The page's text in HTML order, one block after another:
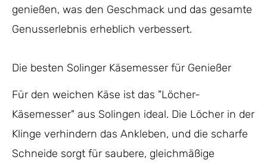
genießen, was den Geschmack und das gesamte
Genusserlebnis erheblich verbessert.
Die besten Solinger Käsemesser für Genießer
Für den weichen Käse ist das "Löcher-
Käsemesser" aus Solingen ideal. Die Löcher in der
Klinge verhindern das Ankleben, und die scharfe
Schneide sorgt für saubere, gleichmäßige